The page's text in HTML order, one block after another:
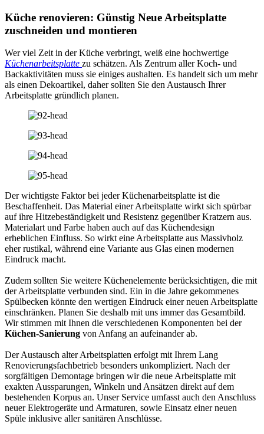
Küche renovieren: Günstig Neue Arbeitsplatte
zuschneiden und montieren
Wer viel Zeit in der Küche verbringt, weiß eine hochwertige
Küchenarbeitsplatte zu schätzen. Als Zentrum aller Koch- und
Backaktivitäten muss sie einiges aushalten. Es handelt sich um mehr
als einen Dekoartikel, daher sollten Sie den Austausch Ihrer
Arbeitsplatte gründlich planen.
Der wichtigste Faktor bei jeder Küchenarbeitsplatte ist die
Beschaffenheit. Das Material einer Arbeitsplatte wirkt sich spürbar
auf ihre Hitzebeständigkeit und Resistenz gegenüber Kratzern aus.
Materialart und Farbe haben auch auf das Küchendesign
erheblichen Einfluss. So wirkt eine Arbeitsplatte aus Massivholz
eher rustikal, während eine Variante aus Glas einen modernen
Eindruck macht.
Zudem sollten Sie weitere Küchenelemente berücksichtigen, die mit
der Arbeitsplatte verbunden sind. Ein in die Jahre gekommenes
Spülbecken könnte den wertigen Eindruck einer neuen Arbeitsplatte
einschränken. Planen Sie deshalb mit uns immer das Gesamtbild.
Wir stimmen mit Ihnen die verschiedenen Komponenten bei der
Küchen-Sanierung von Anfang an aufeinander ab.
Der Austausch alter Arbeitsplatten erfolgt mit Ihrem Lang
Renovierungsfachbetrieb besonders unkompliziert. Nach der
sorgfältigen Demontage bringen wir die neue Arbeitsplatte mit
exakten Aussparungen, Winkeln und Ansätzen direkt auf dem
bestehenden Korpus an. Unser Service umfasst auch den Anschluss
neuer Elektrogeräte und Armaturen, sowie Einsatz einer neuen
Spüle inklusive aller sanitären Anschlüsse.